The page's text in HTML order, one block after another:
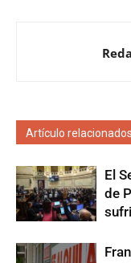
Artículo relacionados
El
de